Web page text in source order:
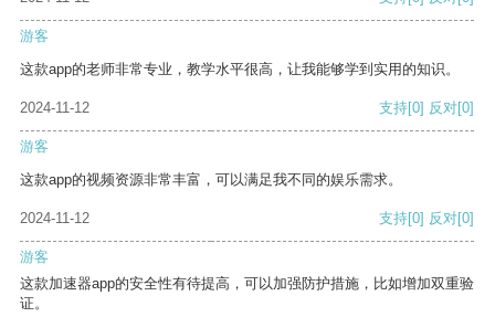
游客
这款app的老师非常专业，教学水平很高，让我能够学到实用的知识。
2024-11-12 支持[0] 反对[0]
游客
这款app的视频资源非常丰富，可以满足我不同的娱乐需求。
2024-11-12 支持[0] 反对[0]
游客
这款加速器app的安全性有待提高，可以加强防护措施，比如增加双重验
证。